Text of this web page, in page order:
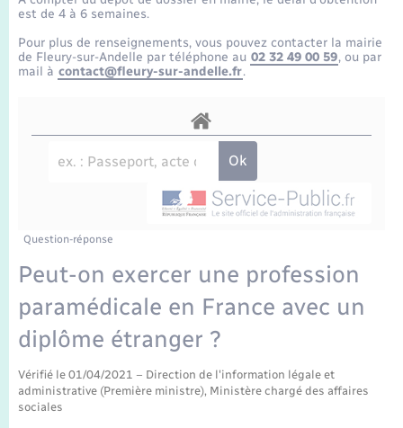
Etat-civil - Papiers - Citoyenneté
Mariage – PACS
Recensement
Loisirs
Organisation d’événement
Sécurité - Prévention
Seniors
Transports scolaires
Travaux - Autorisation d’occupation de l’espace
public
Compétences
Présentation de la commune
La Communauté de communes
est de 4 à 6 semaines.
Pour plus de renseignements, vous pouvez contacter la mairie
de Fleury-sur-Andelle par téléphone au 02 32 49 00 59, ou par
mail à contact@fleury-sur-andelle.fr.
Question-réponse
Peut-on exercer une profession
paramédicale en France avec un
diplôme étranger ?
Vérifié le 01/04/2021 – Direction de l'information légale et
administrative (Première ministre), Ministère chargé des affaires
sociales